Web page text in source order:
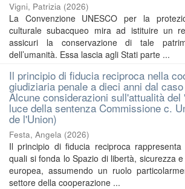
Vigni, Patrizia (2026)
La Convenzione UNESCO per la
culturale subacqueo mira ad istituire un
assicuri la conservazione di tale
dell’umanità. Essa lascia agli Stati parte ...
Il principio di fiducia reciproca nella
giudiziaria penale a dieci anni dal
Alcune considerazioni sull'attualità
luce della sentenza Commissione c.
de l'Union)
Festa, Angela (2026)
Il principio di fiducia reciproca
quali si fonda lo Spazio di libertà, sicurezza e
europea, assumendo un ruolo
settore della cooperazione ...